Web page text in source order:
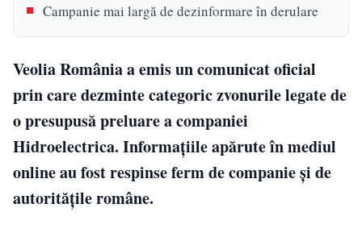
Campanie mai largă de dezinformare în derulare
Veolia România a emis un comunicat oficial
prin care dezminte categoric zvonurile legate de
o presupusă preluare a companiei
Hidroelectrica. Informațiile apărute în mediul
online au fost respinse ferm de companie și de
autoritățile române.